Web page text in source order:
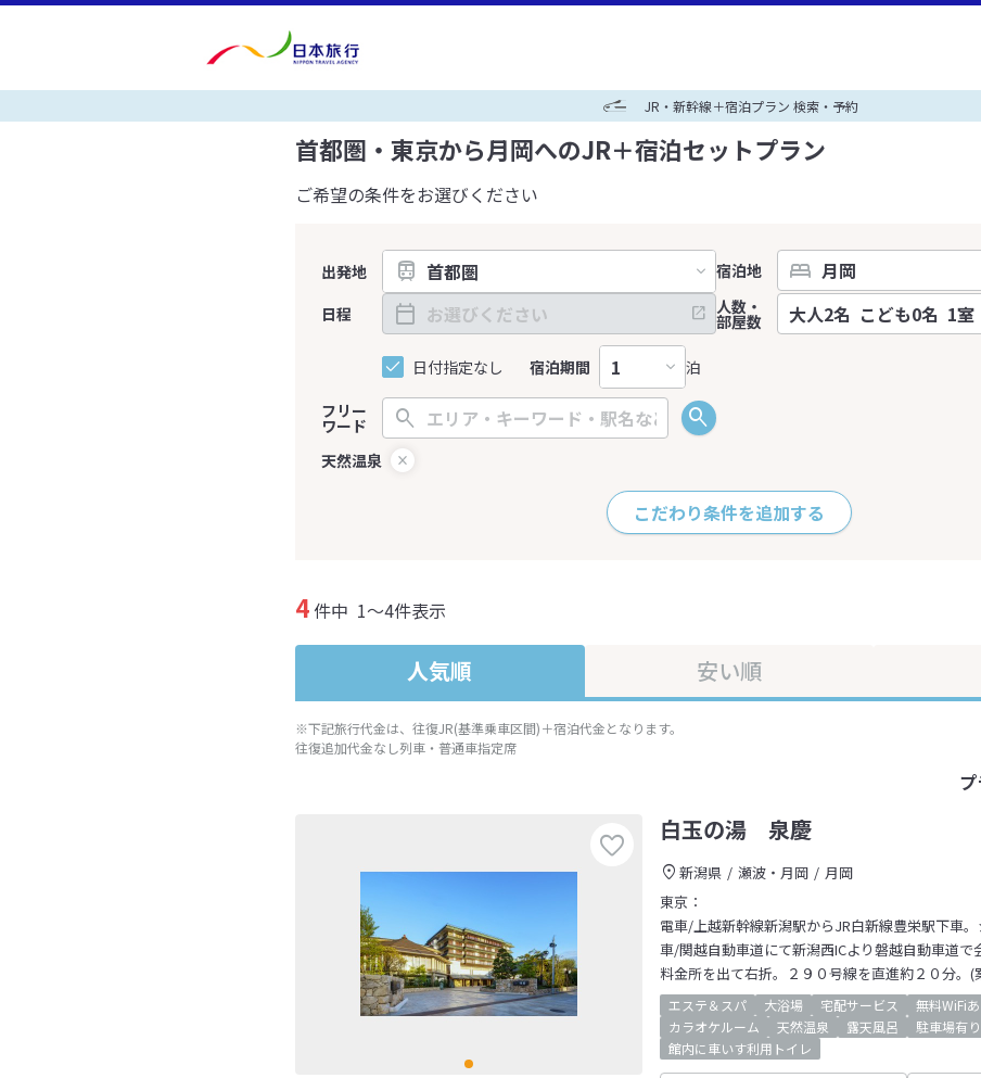
JR・新幹線＋宿泊プラン 検索・予約
首都圏・東京から月岡へのJR＋宿泊セットプラン
ご希望の条件をお選びください
出発地
宿泊地
日程
日付指定なし 宿泊期間 泊
人数・
部屋数
フリー
ワード
天然温泉
こだわり条件を追加する
4件中 1～4件表示
人気順 安い順
※下記旅行代金は、往復JR(基準乗車区間)＋宿泊代金となります。
往復追加代金なし列車・普通車指定席
白玉の湯 泉慶
新潟県 瀬波・月岡
月岡
東京：
電車/上越新幹線新潟駅からJR白新線豊栄駅下車。
車/関越自動車道にて新潟西ICより磐越自動車道で
料金所を出て右折。２９０号線を直進約２０分。(
エステ＆スパ 大浴場 宅配サービス 無料WiFi
カラオケルーム
天然温泉 露天風呂 駐車場有り
館内に車いす利用トイレ